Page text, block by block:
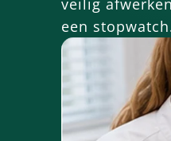
veilig
een